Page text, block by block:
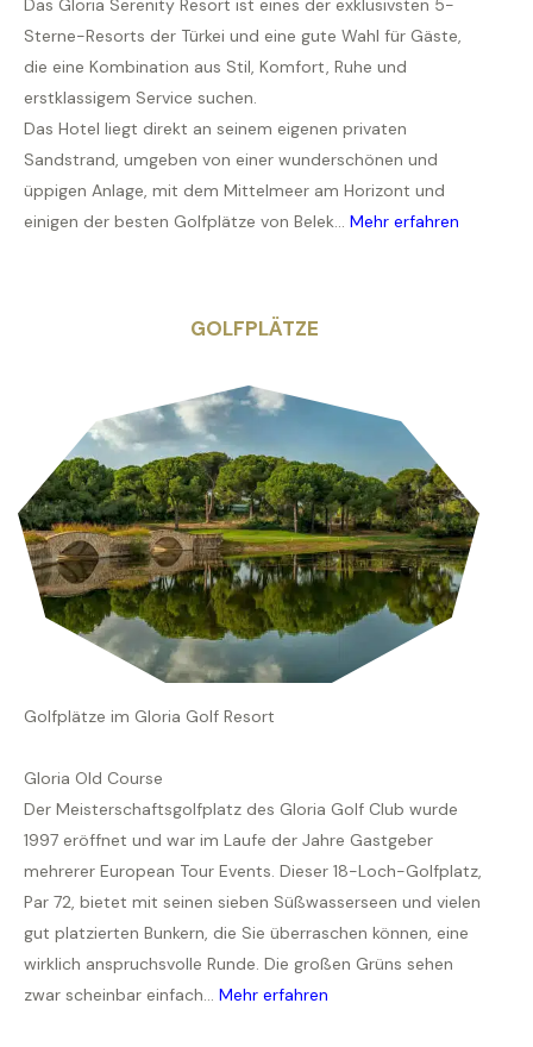
Das Gloria Serenity Resort ist eines der exklusivsten 5-
Sterne-Resorts der Türkei und eine gute Wahl für Gäste,
die eine Kombination aus Stil, Komfort, Ruhe und
erstklassigem Service suchen.
Das Hotel liegt direkt an seinem eigenen privaten
Sandstrand, umgeben von einer wunderschönen und
üppigen Anlage, mit dem Mittelmeer am Horizont und
einigen der besten Golfplätze von Belek... Mehr erfahren
GOLFPLÄTZE
Golfplätze im Gloria Golf Resort
Gloria Old Course
Der Meisterschaftsgolfplatz des Gloria Golf Club wurde
1997 eröffnet und war im Laufe der Jahre Gastgeber
mehrerer European Tour Events. Dieser 18-Loch-Golfplatz,
Par 72, bietet mit seinen sieben Süßwasserseen und vielen
gut platzierten Bunkern, die Sie überraschen können, eine
wirklich anspruchsvolle Runde. Die großen Grüns sehen
zwar scheinbar einfach... Mehr erfahren